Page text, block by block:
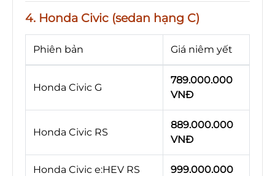
4. Honda Civic (sedan hạng C)
Phiên bản Giá niêm yết
Honda Civic G
789.000.000
VNĐ
Honda Civic RS
889.000.000
VNĐ
Honda Civic e:HEV RS
999.000.000